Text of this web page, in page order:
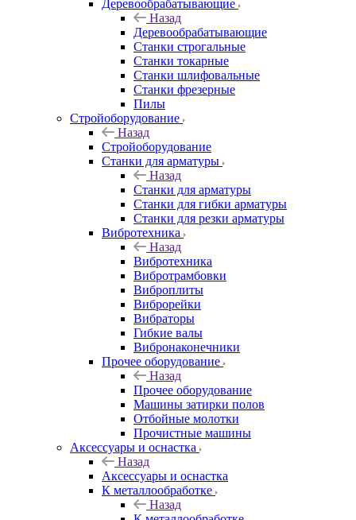
Деревообрабатывающие
Назад
Деревообрабатывающие
Станки строгальные
Станки токарные
Станки шлифовальные
Станки фрезерные
Пилы
Стройоборудование
Назад
Стройоборудование
Станки для арматуры
Назад
Станки для арматуры
Станки для гибки арматуры
Станки для резки арматуры
Вибротехника
Назад
Вибротехника
Вибротрамбовки
Виброплиты
Виброрейки
Вибраторы
Гибкие валы
Вибронаконечники
Прочее оборудование
Назад
Прочее оборудование
Машины затирки полов
Отбойные молотки
Прочистные машины
Аксeccyapы и оснастка
Назад
Аксeccyapы и оснастка
К металлообработке
Назад